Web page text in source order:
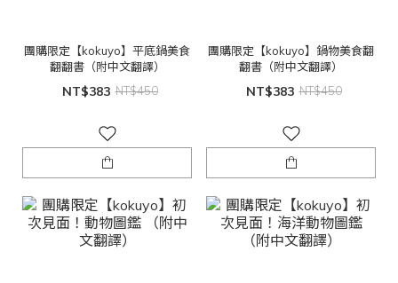
團購限定【kokuyo】平底鍋美食
翻翻書（附中文翻譯）
NT$383 NT$450
團購限定【kokuyo】鍋物美食翻
翻書（附中文翻譯）
NT$383 NT$450